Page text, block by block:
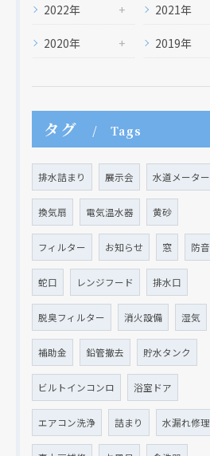
2022年 2021年
2020年 2019年
タグ Tags
排水詰まり 展示会 水道メーター
換気扇 電気温水器 黄砂
フィルター お知らせ 窓 防音
蛇口 レンジフード 排水口
脱臭フィルター 消火設備 湿気
補助金 鉛管撤去 貯水タンク
ビルトインコンロ 浴室ドア
エアコン洗浄 詰まり 水漏れ修理